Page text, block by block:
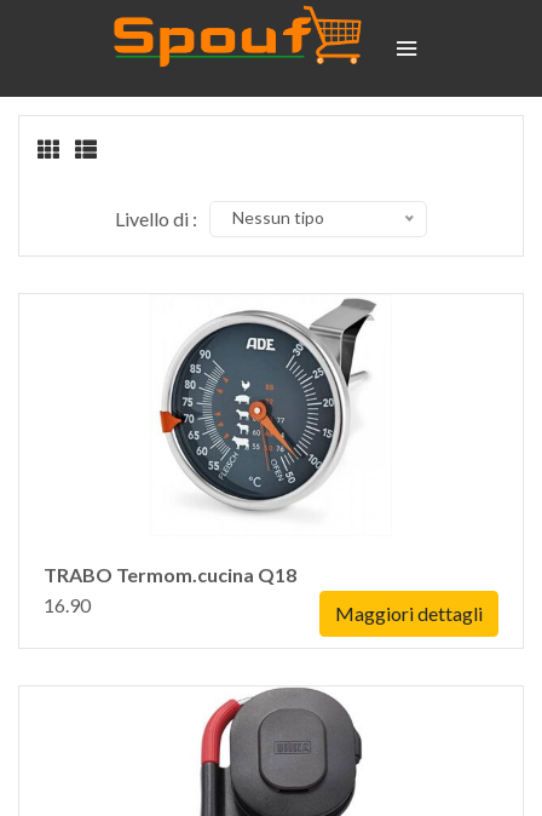
Livello di : Nessun tipo
TRABO Termom.cucina Q18
16.90
Maggiori dettagli